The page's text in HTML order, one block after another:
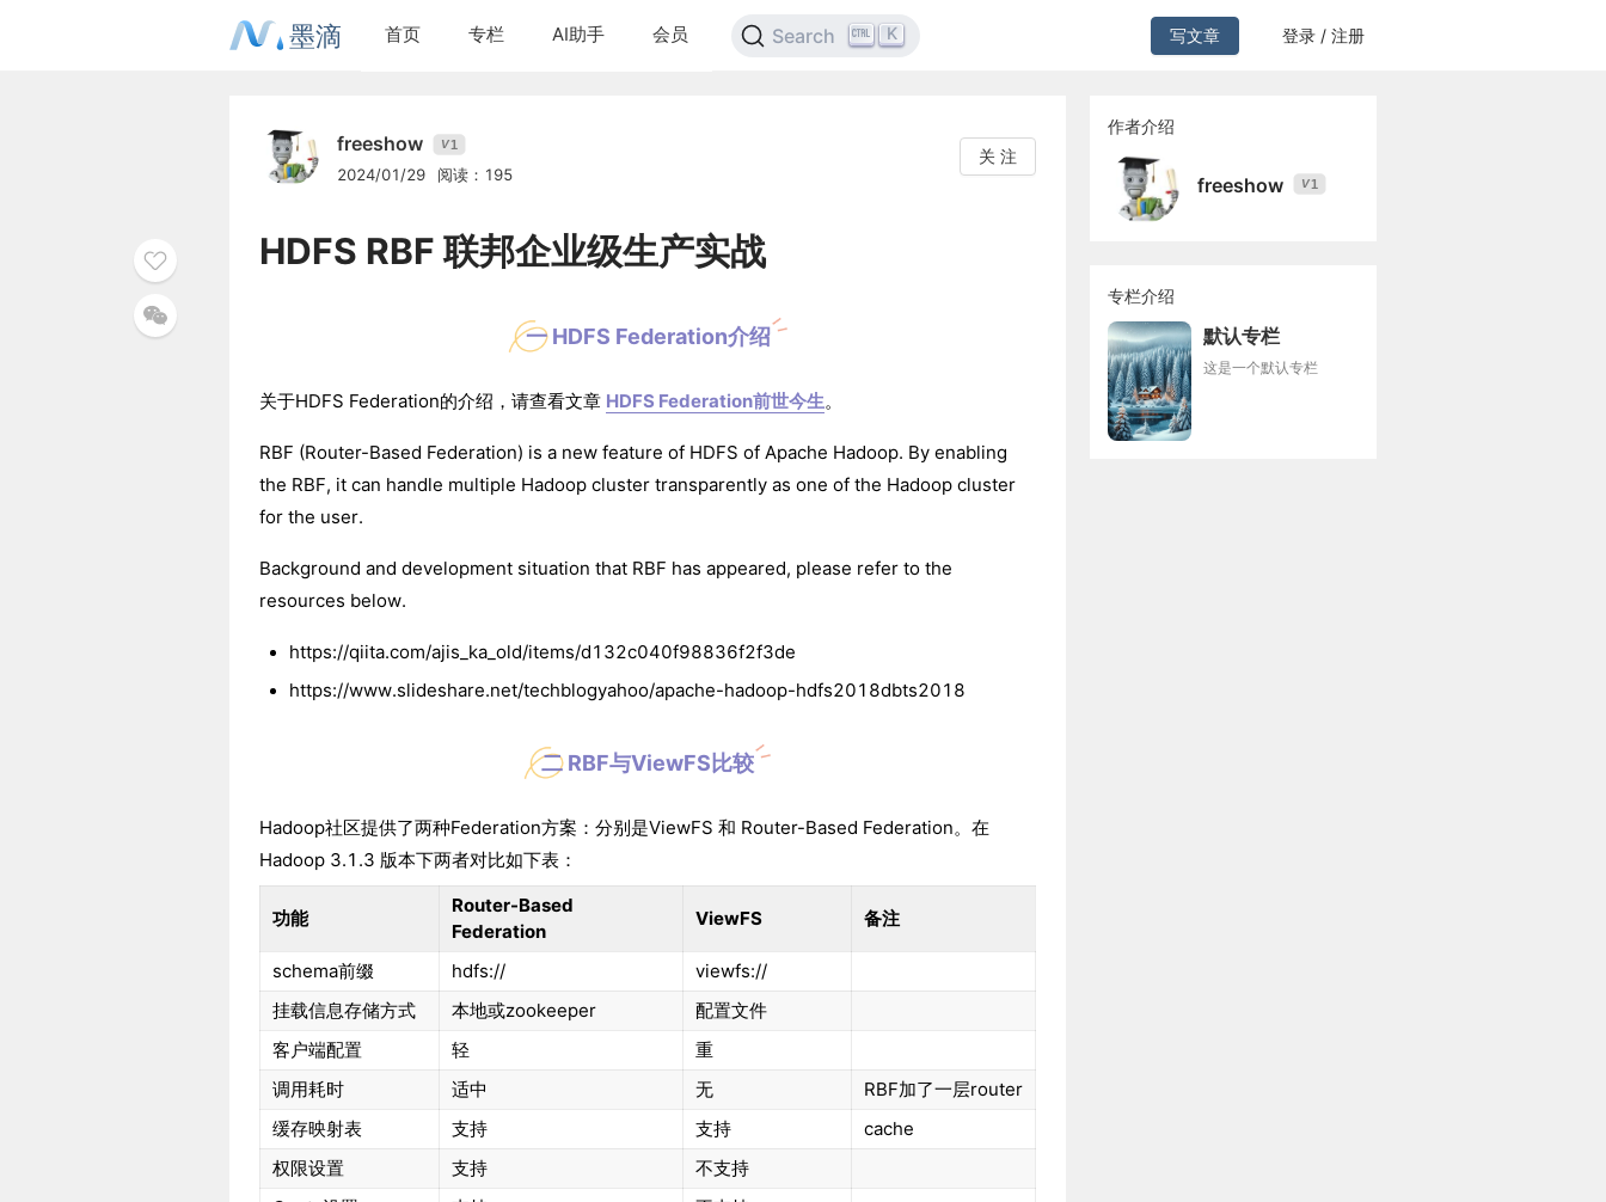
墨滴 首页 专栏 AI助手 会员 Search K 写文章 登录 / 注册
freeshow V1
2024/01/29 阅读：195
关 注
HDFS RBF 联邦企业级生产实战
一 HDFS Federation介绍
关于HDFS Federation的介绍，请查看文章 HDFS Federation前世今生。
RBF (Router-Based Federation) is a new feature of HDFS of Apache Hadoop. By enabling
the RBF, it can handle multiple Hadoop cluster transparently as one of the Hadoop cluster
for the user.
Background and development situation that RBF has appeared, please refer to the
resources below.
https://qiita.com/ajis_ka_old/items/d132c040f98836f2f3de
https://www.slideshare.net/techblogyahoo/apache-hadoop-hdfs2018dbts2018
二 RBF与ViewFS比较
Hadoop社区提供了两种Federation方案：分别是ViewFS 和 Router-Based Federation。在
Hadoop 3.1.3 版本下两者对比如下表：
功能
Router-Based
Federation
ViewFS 备注
schema前缀 hdfs://
viewfs://
挂载信息存储方式
本地或zookeeper
配置文件
客户端配置
轻
重
调用耗时
适中 无
RBF加了一层router
缓存映射表
支持 支持
cache
权限设置
支持
不支持
作者介绍
freeshow V1
专栏介绍
默认专栏
这是一个默认专栏